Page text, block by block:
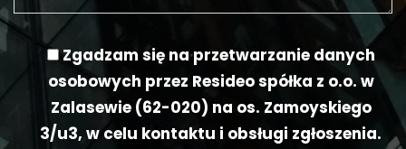
Zgadzam się na przetwarzanie danych
osobowych przez Resideo spółka z o.o. w
Zalasewie (62-020) na os. Zamoyskiego
3/u3, w celu kontaktu i obsługi zgłoszenia.